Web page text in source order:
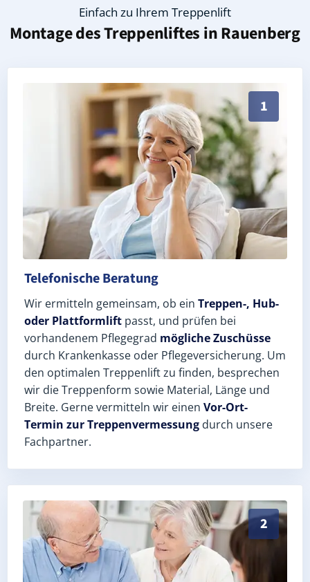
Einfach zu Ihrem Treppenlift
Montage des Treppenliftes inRauenberg
1
Persönliche Treppenlift-Beratung in Rauenberg
Telefonische Beratung
Wir ermitteln gemeinsam, ob ein Treppen-, Hub-
oder Plattformlift passt, und prüfen bei
vorhandenem Pflegegrad mögliche Zuschüsse
durch Krankenkasse oder Pflegeversicherung. Um
den optimalen Treppenlift zu finden, besprechen
wir die Treppenform sowie Material, Länge und
Breite. Gerne vermitteln wir einen Vor-Ort-
Termin zur Treppenvermessung durch unsere
Fachpartner.
2
Exaktes Aufmaß in Rauenberg (Rhein-Neckar-